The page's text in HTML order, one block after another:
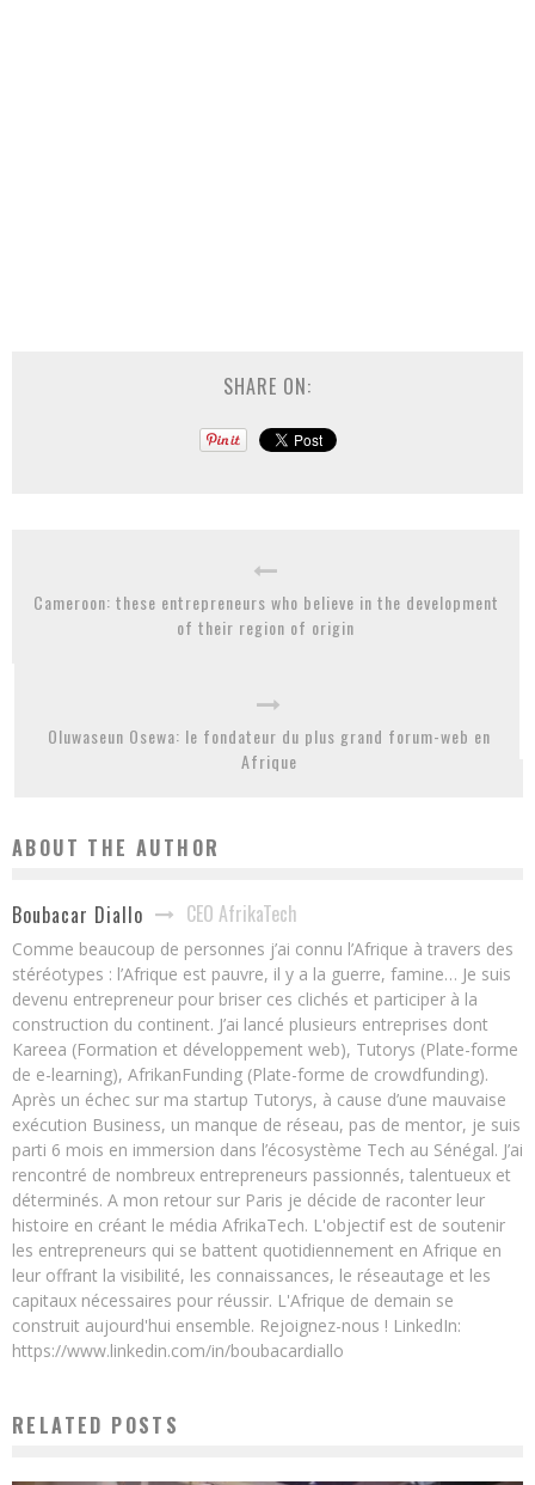
SHARE ON:
Cameroon: these entrepreneurs who believe in the development
of their region of origin
Oluwaseun Osewa: le fondateur du plus grand forum-web en
Afrique
ABOUT THE AUTHOR
Boubacar Diallo CEO AfrikaTech
Comme beaucoup de personnes j’ai connu l’Afrique à travers des
stéréotypes : l’Afrique est pauvre, il y a la guerre, famine… Je suis
devenu entrepreneur pour briser ces clichés et participer à la
construction du continent. J’ai lancé plusieurs entreprises dont
Kareea (Formation et développement web), Tutorys (Plate-forme
de e-learning), AfrikanFunding (Plate-forme de crowdfunding).
Après un échec sur ma startup Tutorys, à cause d’une mauvaise
exécution Business, un manque de réseau, pas de mentor, je suis
parti 6 mois en immersion dans l’écosystème Tech au Sénégal. J’ai
rencontré de nombreux entrepreneurs passionnés, talentueux et
déterminés. A mon retour sur Paris je décide de raconter leur
histoire en créant le média AfrikaTech. L'objectif est de soutenir
les entrepreneurs qui se battent quotidiennement en Afrique en
leur offrant la visibilité, les connaissances, le réseautage et les
capitaux nécessaires pour réussir. L'Afrique de demain se
construit aujourd'hui ensemble. Rejoignez-nous ! LinkedIn:
https://www.linkedin.com/in/boubacardiallo
RELATED POSTS